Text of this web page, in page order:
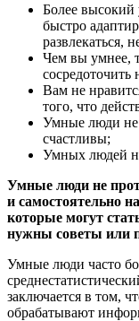
Более высокий
быстро
развлекаться,
Чем вы умнее,
сосредоточить
Вам не
того, что
Умные люди не
счастливы;
Умных людей
Умные люди не
и самостоятельно
которые могут
нужны советы или
Умные люди часто
заключается в том,
обрабатывают